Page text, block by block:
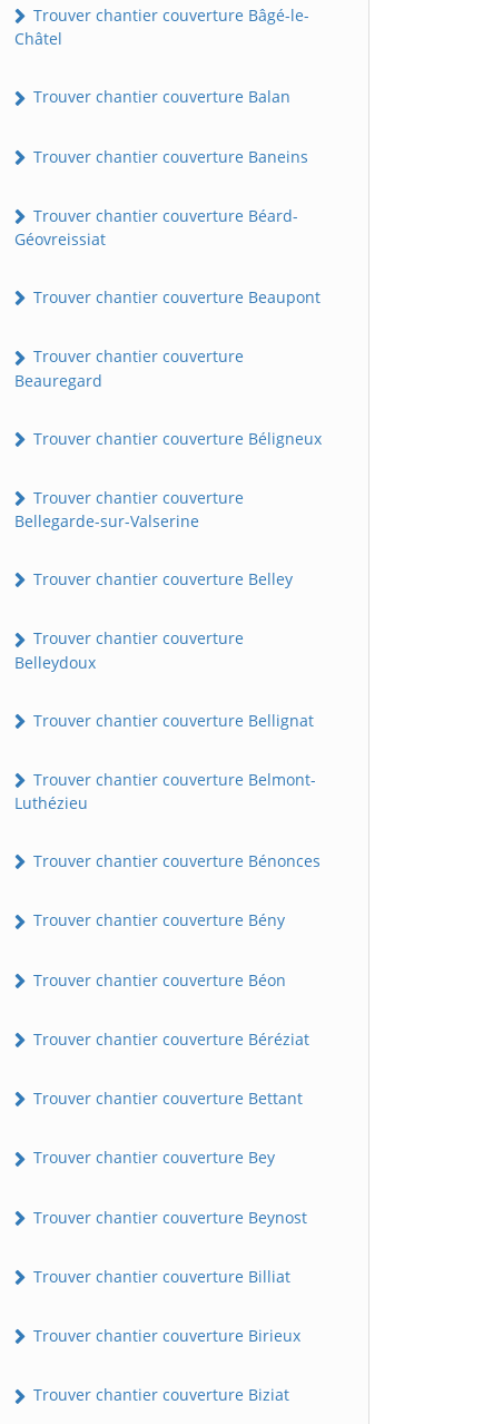
Trouver chantier couverture Bâgé-le-
Châtel
Trouver chantier couverture Balan
Trouver chantier couverture Baneins
Trouver chantier couverture Béard-
Géovreissiat
Trouver chantier couverture Beaupont
Trouver chantier couverture
Beauregard
Trouver chantier couverture Béligneux
Trouver chantier couverture
Bellegarde-sur-Valserine
Trouver chantier couverture Belley
Trouver chantier couverture
Belleydoux
Trouver chantier couverture Bellignat
Trouver chantier couverture Belmont-
Luthézieu
Trouver chantier couverture Bénonces
Trouver chantier couverture Bény
Trouver chantier couverture Béon
Trouver chantier couverture Béréziat
Trouver chantier couverture Bettant
Trouver chantier couverture Bey
Trouver chantier couverture Beynost
Trouver chantier couverture Billiat
Trouver chantier couverture Birieux
Trouver chantier couverture Biziat